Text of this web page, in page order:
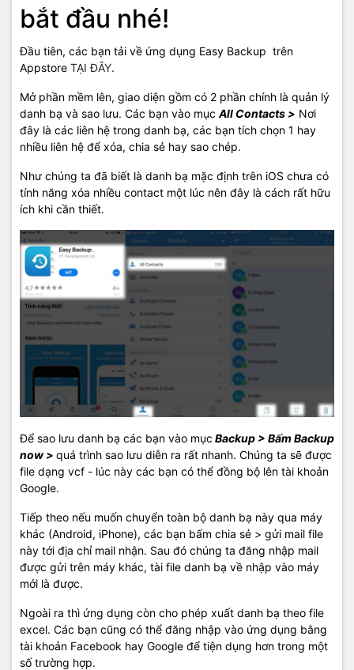
bắt đầu nhé!
Đầu tiên, các bạn tải về ứng dụng Easy Backup trên
Appstore TẠI ĐÂY.
Mở phần mềm lên, giao diện gồm có 2 phần chính là quản lý
danh bạ và sao lưu. Các bạn vào mục All Contacts > Nơi
đây là các liên hệ trong danh bạ, các bạn tích chọn 1 hay
nhiều liên hệ để xóa, chia sẻ hay sao chép.
Như chúng ta đã biết là danh bạ mặc định trên iOS chưa có
tính năng xóa nhiều contact một lúc nên đây là cách rất hữu
ích khi cần thiết.
Để sao lưu danh bạ các bạn vào mục Backup > Bấm Backup
now > quá trình sao lưu diễn ra rất nhanh. Chúng ta sẽ được
file dạng vcf - lúc này các bạn có thể đồng bộ lên tài khoản
Google.
Tiếp theo nếu muốn chuyển toàn bộ danh bạ này qua máy
khác (Android, iPhone), các bạn bấm chia sẻ > gửi mail file
này tới địa chỉ mail nhận. Sau đó chúng ta đăng nhập mail
được gửi trên máy khác, tài file danh bạ về nhập vào máy
mới là được.
Ngoài ra thì ứng dụng còn cho phép xuất danh bạ theo file
excel. Các bạn cũng có thể đăng nhập vào ứng dụng bằng
tài khoản Facebook hay Google để tiện dụng hơn trong một
số trường hợp.